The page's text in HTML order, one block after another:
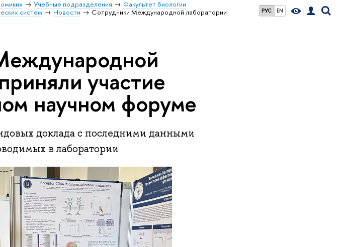
РУС EN
Учебные подразделения
Факультет биологии
систем Новости
Сотрудники Международной лаборатории
участие
научном форуме
доклада с последними данными
в лаборатории